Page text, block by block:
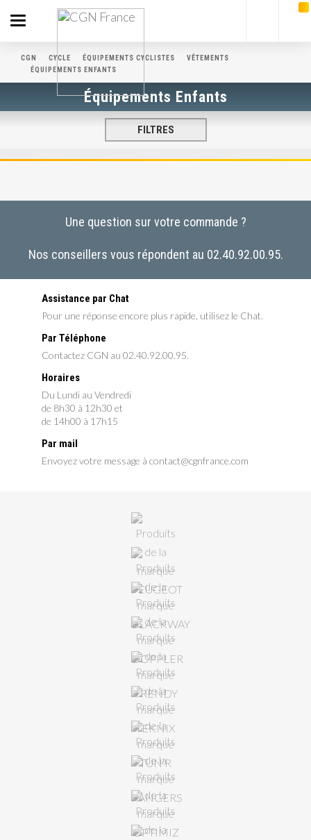
Toggle
navigation
CGN CYCLE ÉQUIPEMENTS CYCLISTES
VÊTEMENTS
ÉQUIPEMENTS ENFANTS
Équipements Enfants
FILTRES
Une question sur votre commande ?
Nos conseillers vous répondent au 02.40.92.00.95.
Assistance par Chat
Pour une réponse encore plus rapide, utilisez le Chat.
Par Téléphone
Contactez CGN au 02.40.92.00.95.
Horaires
Du Lundi au Vendredi
de 8h30 à 12h30 et
de 14h00 à 17h15
Par mail
Envoyez votre message à contact@cgnfrance.com